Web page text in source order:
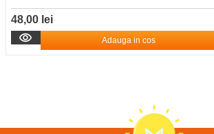
48,00 lei
Adauga in cos